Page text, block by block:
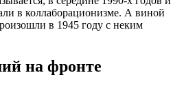
в коллаборационизме. А виной
в 1945 году с неким
на фронте